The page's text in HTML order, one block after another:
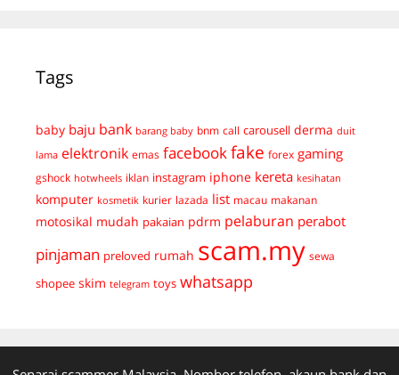
Tags
baby baju bank barang baby bnm call carousell derma duit
lama elektronik emas facebookfake forex gaming
gshock hotwheels iklan instagram iphone kereta kesihatan
komputer kosmetik kurier lazada list macau makanan
motosikal mudah pakaian pdrm pelaburan perabot
pinjaman preloved rumah scam.my sewa
shopee skim telegram toys whatsapp